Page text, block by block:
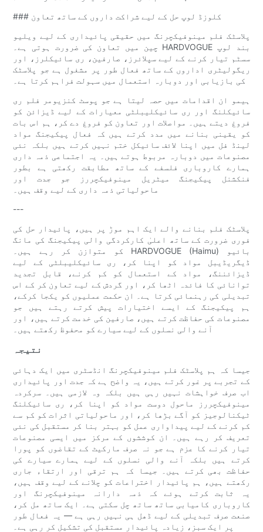
### کلوزڈ لوپ حل کے لیے شراکت داروں کے ساتھ تعاون
پلاسٹک فلم مینوفیکچرنگ میں حقیقی پائیداری کے لیے ویلیو
چین میں تعاون کی ضرورت ہوتی ہے۔ HARDVOGUE بند لوپ
سسٹم تیار کرنے کے لیے سپلائرز، صارفین، ری سائیکلرز، اور
ریگولیٹری اداروں کے ساتھ فعال طور پر مشغول ہے جو پلاسٹک
کی بازیابی اور دوبارہ استعمال میں سہولت فراہم کرتا ہے۔
ہیمو ان اقدامات میں حصہ لیتا ہے جو پوسٹ کنزیومر فلم ری
سائیکلنگ اور ری سائیکلیبلٹی معیارات کے لیے ڈیزائن کو
فروغ دیتے ہیں۔ مواصلات اور تعاون کو فروغ دے کر، ہم اس بات
کو یقینی بنانے میں مدد کرتے ہیں کہ فعال پیکیجنگ مواد
لینڈ فل میں اپنا لائف سائیکل ختم نہیں کرتے ہیں بلکہ نئی
مصنوعات میں دوبارہ مربوط ہوتے ہیں۔ یہ اجتماعی ذمہ داری
ہمارے کاروباری فلسفے کے ساتھ مطابقت رکھتی ہے بطور
فنکشنل پیکیجنگ میٹریل مینوفیکچررز جو جدت اور
ماحولیاتی ذمہ داری کے لیے وقف ہیں۔
---
پلاسٹک فلم بنانے والے ایک اہم موڑ پر ہیں، پائیدار حل کی
فوری ضرورت کے ساتھ اعلیٰ کارکردگی والی پیکیجنگ کی مانگ
کو متوازن کر رہے ہیں۔ HARDVOGUE (Haimu) بائیو
ڈیگریڈیبل مواد کو اپنا کر، ری سائیکلیبلٹی کے لیے
ڈیزائننگ، مواد کے استعمال کو کم کرنے، قابل تجدید
توانائی کا فائدہ اٹھا کر، اور گردش کے لیے تعاون کر کے اس
تبدیلی کی رہنمائی کرتا ہے۔ ان حکمت عملیوں کو یکجا کرکے،
ہم پیکیجنگ کے ایسے اختیارات پیش کرتے رہتے ہیں جو
مصنوعات کی حفاظت کرتے ہیں، صارفین کی خدمت کرتے ہیں، اور
آنے والی نسلوں کے لیے سیارے کو محفوظ رکھتے ہیں۔
نتیجہ
جیسا کہ ہم پلاسٹک فلم مینوفیکچرنگ انڈسٹری میں ایک دہائی
کے تجربے پر غور کرتے ہیں، یہ واضح ہے کہ جدت اور پائیداری
اب صرف خواہشات نہیں رہی ہیں بلکہ وہ لازمی ہیں۔ سرکردہ
مینوفیکچررز ماحول دوست مواد کو اپنا کر، ری سائیکلنگ
ٹیکنالوجیز کو آگے بڑھا کر، اور ماحولیاتی اثرات کو کم سے
کم کرنے کے لیے پیداواری عمل کو بہتر بنا کر مستقبل کی نئی
تعریف کر رہے ہیں۔ ان کوششوں کے مرکز میں ایسی مصنوعات
تیار کرنے کا عزم ہے جو نہ صرف مارکیٹ کے تقاضوں کو پورا
کرتے ہیں بلکہ آنے والی نسلوں کے لیے ہمارے سیارے کی
حفاظت بھی کرتے ہیں۔ جیسا کہ ہم ترقی اور ارتقاء جاری
رکھتے ہیں، ہم پائیدار اختراعات کو چلانے کے لیے وقف ہیں،
یہ ثابت کرتے ہوئے کہ ذمہ دارانہ مینوفیکچرنگ اور
کاروباری کامیابی ساتھ ساتھ چل سکتی ہے۔ ایک ساتھ مل کر،
صنعت صرف تبدیلی کے لیے ڈھل ہی نہیں رہی ہے — یہ فعال طور
پر ایک سبز، زیادہ پائیدار مستقبل کی تشکیل کر رہی ہے۔